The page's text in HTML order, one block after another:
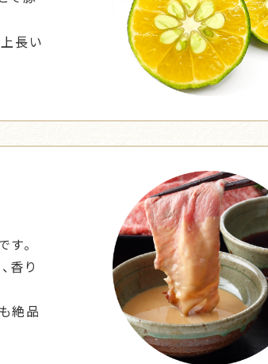
長い
。
香り
絶品